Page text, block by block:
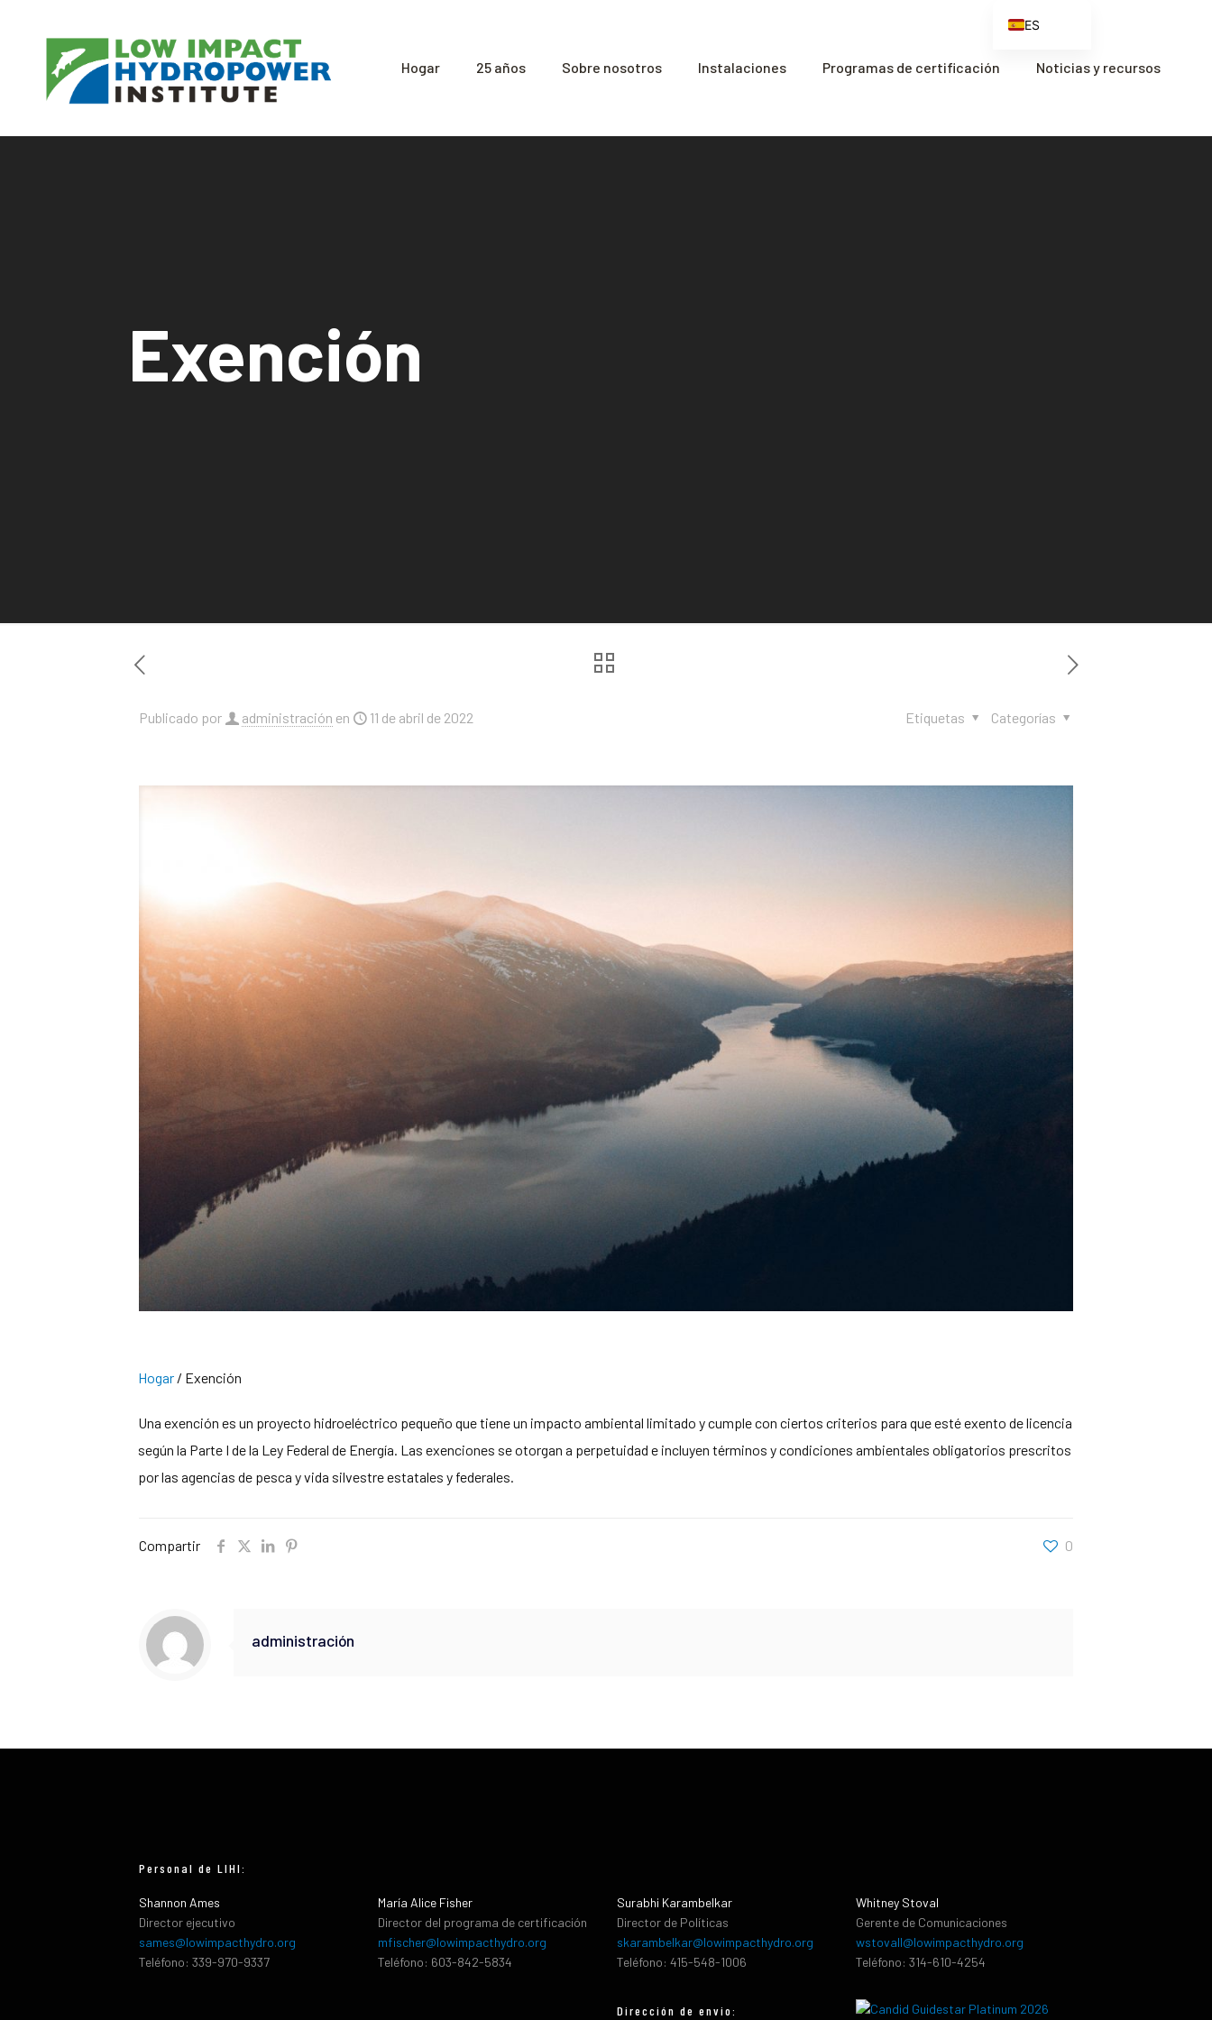
Hogar 25 años Sobre nosotros Instalaciones Programas de certificación Noticias y recursos
Exención
Publicado por administración en 11 de abril de 2022 Categorías
Etiquetas
Hogar/ Exención
Una exención es un proyecto hidroeléctrico pequeño que tiene un impacto ambiental limitado y cumple con ciertos criterios para que esté exento de licencia
según la Parte I de la Ley Federal de Energía. Las exenciones se otorgan a perpetuidad e incluyen términos y condiciones ambientales obligatorios prescritos
por las agencias de pesca y vida silvestre estatales y federales.
Compartir 0
administración
Personal de LIHI:
Shannon Ames
Director ejecutivo
sames@lowimpacthydro.org
Teléfono: 339-970-9337
María Alice Fisher
Director del programa de certificación
mfischer@lowimpacthydro.org
Teléfono: 603-842-5834
Surabhi Karambelkar
Director de Políticas
skarambelkar@lowimpacthydro.org
Teléfono: 415-548-1006
Dirección de envio:
Whitney Stoval
Gerente de Comunicaciones
wstovall@lowimpacthydro.org
Teléfono: 314-610-4254
ES